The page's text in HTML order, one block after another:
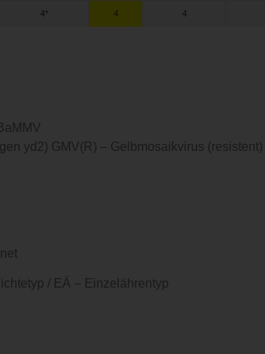
4* 4 4
yd2) GMV(R) – Gelbmosaikvirus (resistent)
/ EÄ – Einzelährentyp